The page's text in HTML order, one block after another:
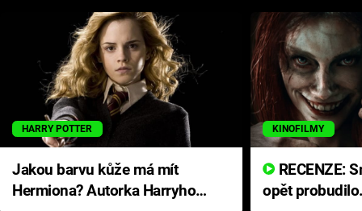
HARRY POTTER
Jakou barvu kůže má mít
Hermiona? Autorka Harryho
KINOFILMY
opět